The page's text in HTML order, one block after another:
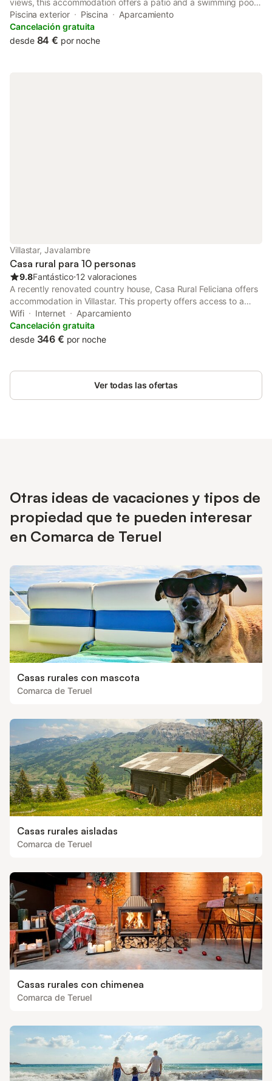
views, this accommodation offers a patio and a swimming pool.
Featuring family rooms, this property also provides guests with
a terrace.
Piscina exterior Piscina
Aparcamiento
Cancelación gratuita
desde 84 € por noche
Villastar, Javalambre
Casa rural para 10 personas
9.8Fantástico⋅12 valoraciones
A recently renovated country house, Casa Rural Feliciana offers
accommodation in Villastar. This property offers access to a
patio, free private parking and free WiFi. The accommodation
offers a tour desk and bicycle parking for guests.
Wifi Internet
Aparcamiento
Cancelación gratuita
desde 346 € por noche
Ver todas las ofertas
Otras ideas de vacaciones y tipos de
propiedad que te pueden interesar
en Comarca de Teruel
Casas rurales con mascota
Comarca de Teruel
Casas rurales aisladas
Comarca de Teruel
Casas rurales con chimenea
Comarca de Teruel